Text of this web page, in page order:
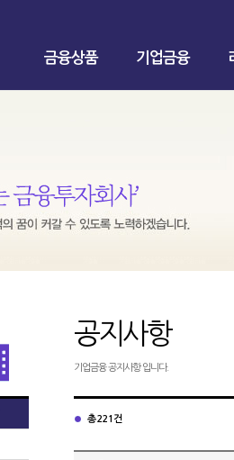
금융상품 기업금융
공지사항
기업금융 공지사항 입니다.
총 221건